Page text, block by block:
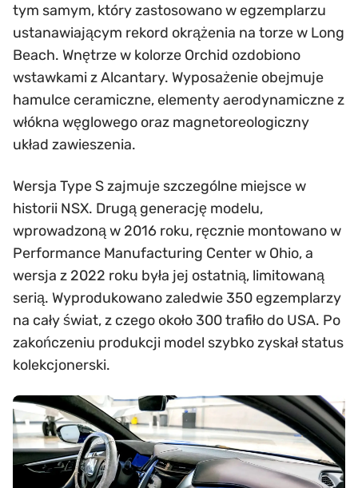
tym samym, który zastosowano w egzemplarzu
ustanawiającym rekord okrążenia na torze w Long
Beach. Wnętrze w kolorze Orchid ozdobiono
wstawkami z Alcantary. Wyposażenie obejmuje
hamulce ceramiczne, elementy aerodynamiczne z
włókna węglowego oraz magnetoreologiczny
układ zawieszenia.
Wersja Type S zajmuje szczególne miejsce w
historii NSX. Drugą generację modelu,
wprowadzoną w 2016 roku, ręcznie montowano w
Performance Manufacturing Center w Ohio, a
wersja z 2022 roku była jej ostatnią, limitowaną
serią. Wyprodukowano zaledwie 350 egzemplarzy
na cały świat, z czego około 300 trafiło do USA. Po
zakończeniu produkcji model szybko zyskał status
kolekcjonerski.